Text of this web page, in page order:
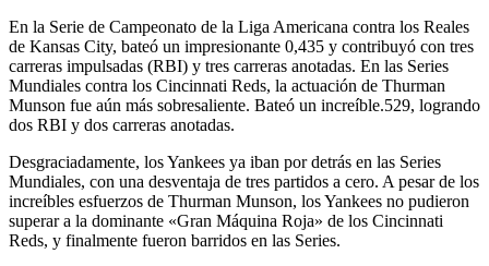
En la Serie de Campeonato de la Liga Americana contra los Reales
de Kansas City, bateó un impresionante 0,435 y contribuyó con tres
carreras impulsadas (RBI) y tres carreras anotadas. En las Series
Mundiales contra los Cincinnati Reds, la actuación de Thurman
Munson fue aún más sobresaliente. Bateó un increíble.529, logrando
dos RBI y dos carreras anotadas.
Desgraciadamente, los Yankees ya iban por detrás en las Series
Mundiales, con una desventaja de tres partidos a cero. A pesar de los
increíbles esfuerzos de Thurman Munson, los Yankees no pudieron
superar a la dominante «Gran Máquina Roja» de los Cincinnati
Reds, y finalmente fueron barridos en las Series.